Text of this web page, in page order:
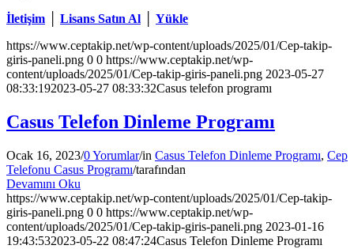
İletişim
Lisans Satın Al
Yükle
https://www.ceptakip.net/wp-content/uploads/2025/01/Cep-takip-
giris-paneli.png 0 0 https://www.ceptakip.net/wp-
content/uploads/2025/01/Cep-takip-giris-paneli.png 2023-05-27
08:33:192023-05-27 08:33:32Casus telefon programı
Casus Telefon Dinleme Programı
Ocak 16, 2023/0 Yorumlar/in Casus Telefon Dinleme Programı, Cep
Telefonu Casus Programı/tarafından
Devamını Oku
https://www.ceptakip.net/wp-content/uploads/2025/01/Cep-takip-
giris-paneli.png 0 0 https://www.ceptakip.net/wp-
content/uploads/2025/01/Cep-takip-giris-paneli.png 2023-01-16
19:43:532023-05-22 08:47:24Casus Telefon Dinleme Programı